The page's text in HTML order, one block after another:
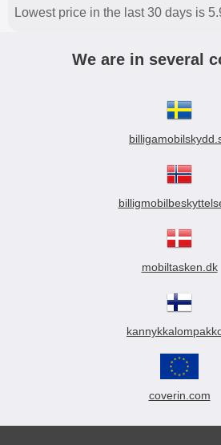
Lowest price in the last 30 days is
We are in several
mobiltasken.dk
coverin.com